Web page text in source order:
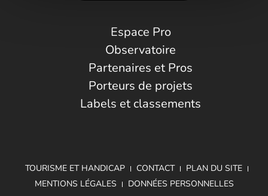
Espace Pro
Observatoire
Partenaires et Pros
Porteurs de projets
Labels et classements
TOURISME ET HANDICAP CONTACT
PLAN DU SITE
MENTIONS LÉGALES
DONNÉES PERSONNELLES